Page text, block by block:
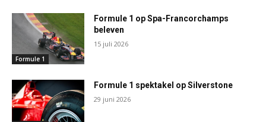
Formule 1
Formule 1 op Spa-Francorchamps
beleven
15 juli 2026
Formule 1 spektakel op Silverstone
29 juni 2026